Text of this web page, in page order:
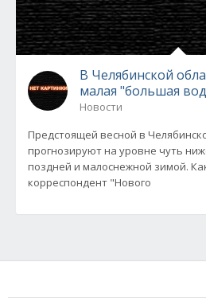
В Челябинской
малая "большая
Новости
Предстоящей весной в
прогнозируют на уровне чуть
поздней и малоснежной зимой.
корреспондент "Нового